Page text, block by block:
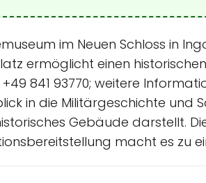
im Neuen Schloss in
ermöglicht einen
841 93770; weitere
in die Militärgeschichte
Gebäude darstellt.
macht es zu